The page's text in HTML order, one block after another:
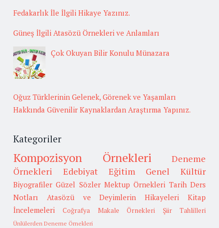
Fedakarlık İle İlgili Hikaye Yazınız.
Güneş İlgili Atasözü Örnekleri ve Anlamları
Çok Okuyan Bilir Konulu Münazara
Oğuz Türklerinin Gelenek, Görenek ve Yaşamları
Hakkında Güvenilir Kaynaklardan Araştırma Yapınız.
Kategoriler
Kompozisyon Örnekleri
Deneme
Örnekleri
Edebiyat Eğitim Genel Kültür
Biyografiler Güzel Sözler Mektup Örnekleri Tarih Ders
Notları
Atasözü ve Deyimlerin Hikayeleri
Kitap
İncelemeleri
Coğrafya Makale Örnekleri Şiir Tahlilleri
Ünlülerden Deneme Örnekleri